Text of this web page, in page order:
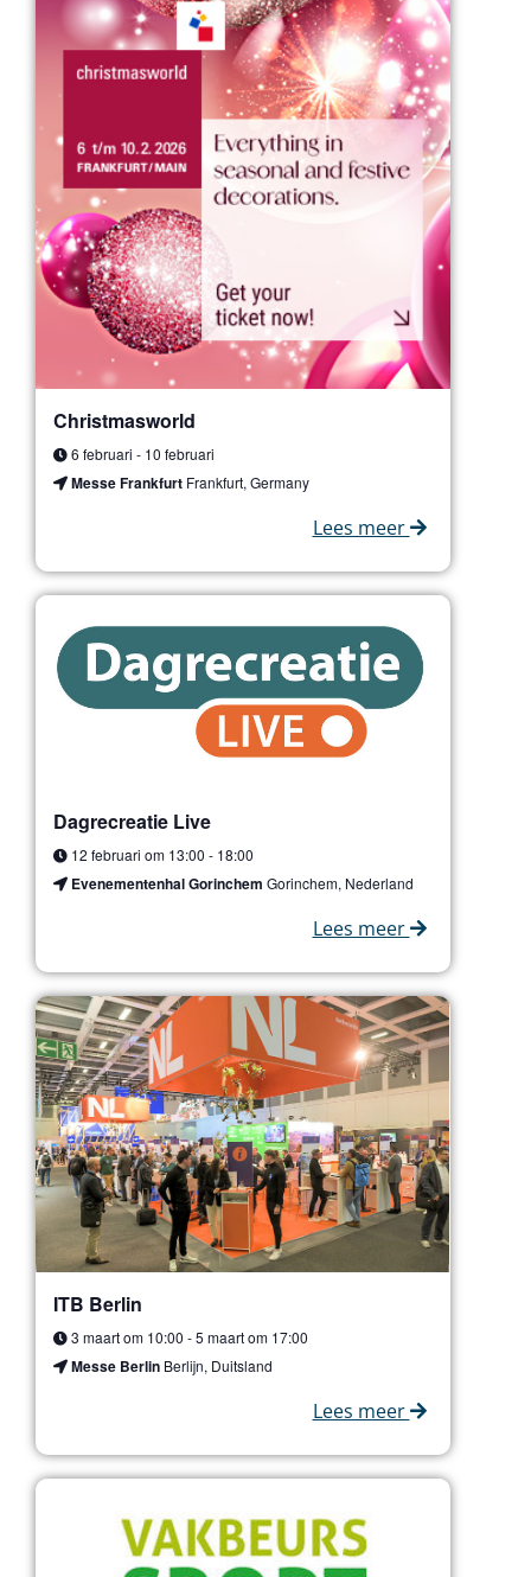
Christmasworld
6 februari - 10 februari
Messe Frankfurt Frankfurt, Germany
Lees meer
Dagrecreatie Live
12 februari om 13:00 - 18:00
Evenementenhal Gorinchem Gorinchem, Nederland
Lees meer
ITB Berlin
3 maart om 10:00 -5 maart om 17:00
Messe Berlin Berlijn, Duitsland
Lees meer